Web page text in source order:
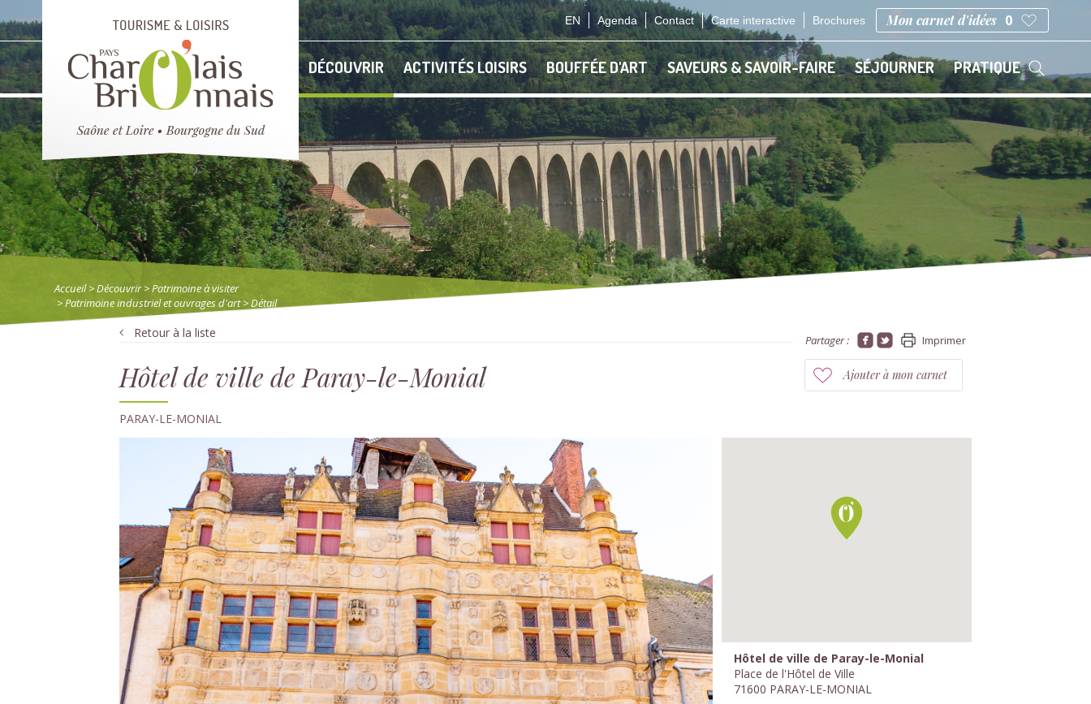
EN Agenda Contact Carte interactive Brochures Mon carnet d'idées 0
DÉCOUVRIR ACTIVITÉS LOISIRS BOUFFÉE D'ART SAVEURS & SAVOIR-FAIRE SÉJOURNER PRATIQUE
Accueil> Découvrir>Patrimoine à visiter
>Patrimoine industriel et ouvrages d'art> Détail
Retour à la liste Partager : Imprimer
Hôtel de ville de Paray-le-Monial
PARAY-LE-MONIAL
Ajouter à mon carnet
Hôtel de ville de Paray-le-Monial
Place de l'Hôtel de Ville
71600 PARAY-LE-MONIAL